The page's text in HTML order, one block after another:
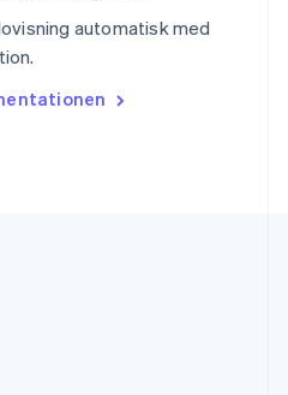
automatisk med